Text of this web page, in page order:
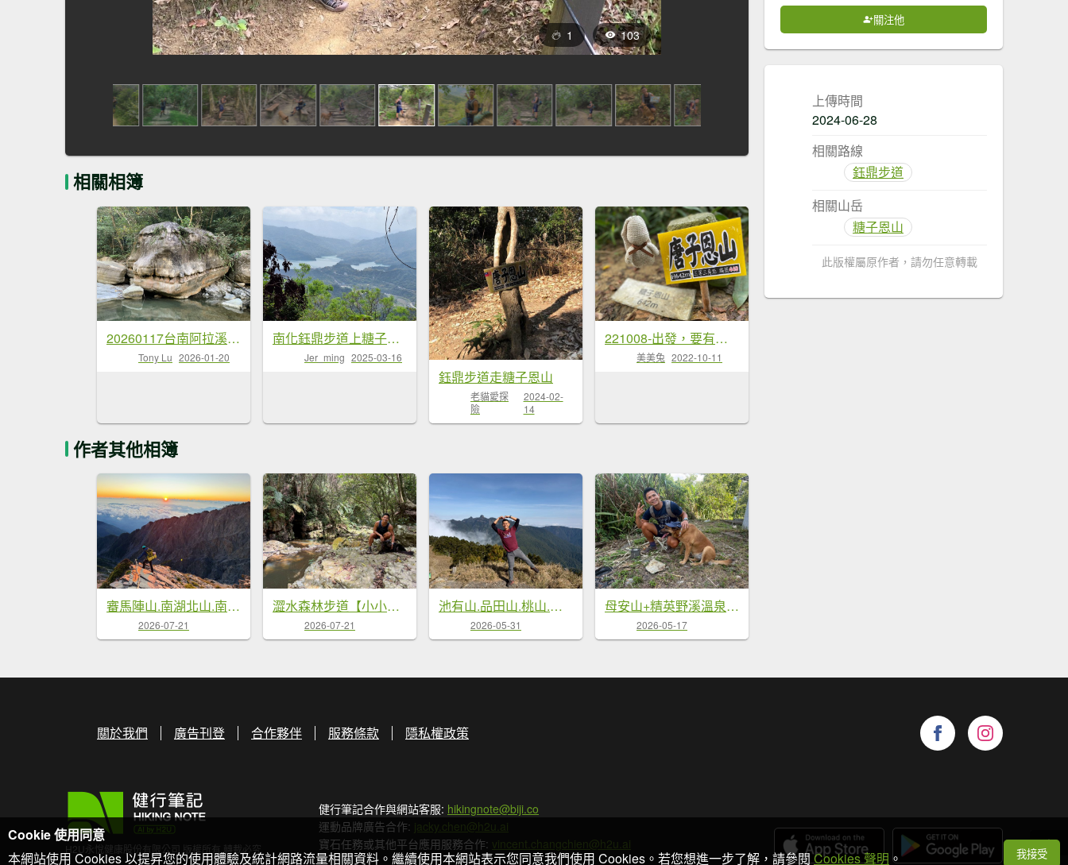
1 103
相關相簿
20260117台南阿拉溪斜瀑群縱走糖子恩山-水山頂山
Tony Lu 2026-01-20
南化鈺鼎步道上糖子恩山+北峰20250315
Jer_ming 2025-03-16
鈺鼎步道走糖子恩山
老貓愛探
險
2024-02-
14
221008-出發，要有方向-鈺鼎步道連走糖子恩山（玉井、南化交界）
美美兔 2022-10-11
作者其他相簿
審馬陣山.南湖北山.南湖南峰.巴巴山.南湖大山【帝王之山 豈容凡夫造次】
2026-07-21
澀水森林步道【小小的社區也能發光發熱】
2026-07-21
池有山.品田山.桃山.喀拉業山【武陵四秀 最硬的是…】
2026-05-31
母安山+精英野溪溫泉【最佳的狀態值得再來一次】
2026-05-17
關注他
上傳時間
2024-06-28
相關路線
鈺鼎步道
相關山岳
糖子恩山
此版權屬原作者，請勿任意轉載
關於我們 廣告刊登 合作夥伴 服務條款 隱私權政策
H2U永悅健康股份有限公司 版權所有 轉載必究
健行筆記合作與網站客服: hikingnote@biji.co
運動品牌廣告合作: jacky.chen@h2u.ai
寶石任務或其他平台應用服務合作: vincent.changchien@h2u.ai
Cookie 使用同意
本網站使用 Cookies 以提昇您的使用體驗及統計網路流量相關資料。繼續使用本網站表示您同意我們使用 Cookies。若您想進一步了解，請參閱Cookies 聲明 。 我接受